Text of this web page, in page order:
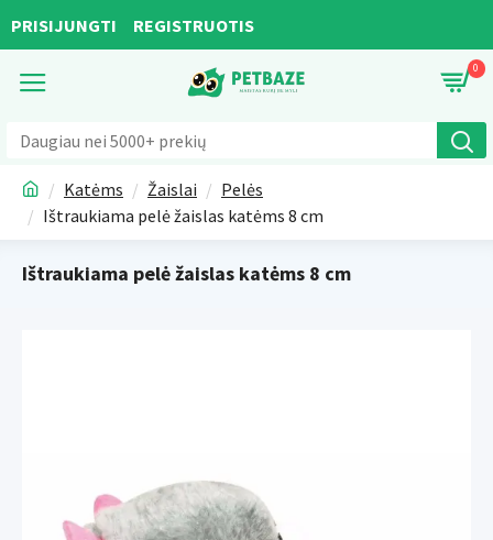
PRISIJUNGTI REGISTRUOTIS
0
Katėms Žaislai
Pelės
Ištraukiama pelė žaislas katėms 8 cm
Ištraukiama pelė žaislas katėms 8 cm